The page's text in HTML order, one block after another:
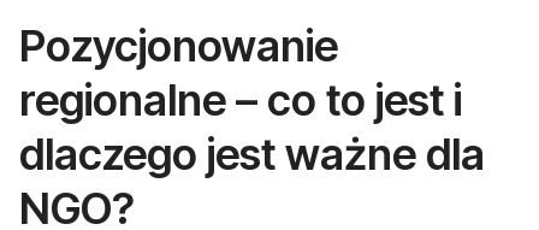
Pozycjonowanie
regionalne – co to jest i
dlaczego jest ważne dla
NGO?